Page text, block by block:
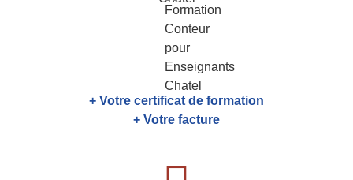
+ Votre certificat de formation
+ Votre facture